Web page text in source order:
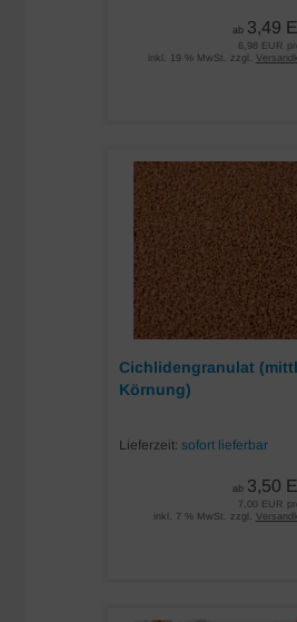
ab 3,49
6,98 EUR
inkl. 19 % MwSt. zzgl.
Cichlidengranulat
Körnung)
Lieferzeit:sofort lieferbar
ab 3,50
7,00 EUR
inkl. 7 % MwSt. zzgl.